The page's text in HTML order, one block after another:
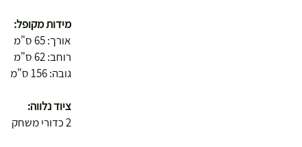
מידות מקופל:
אורך: 65 ס"מ
רוחב: 62 ס"מ
גובה: 156 ס"מ
ציוד נלווה:
2 כדורי משחק